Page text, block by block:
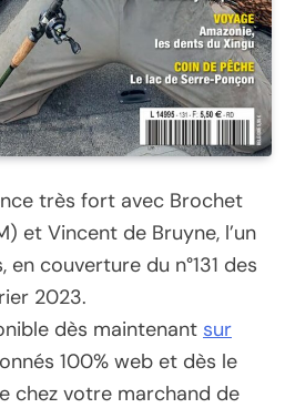
très fort avec Brochet
et Vincent de Bruyne, l’un
couverture du n°131 des
2023.
dès maintenant sur
100% web et dès le
chez votre marchand de